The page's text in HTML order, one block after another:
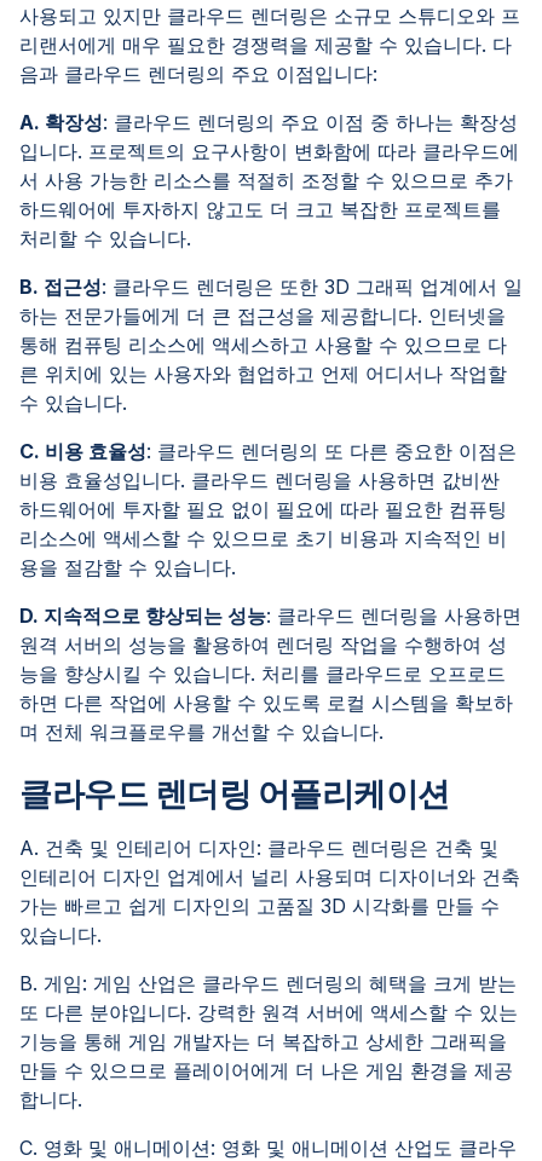
사용되고 있지만 클라우드 렌더링은 소규모 스튜디오와 프
리랜서에게 매우 필요한 경쟁력을 제공할 수 있습니다. 다
음과 클라우드 렌더링의 주요 이점입니다:
A. 확장성: 클라우드 렌더링의 주요 이점 중 하나는 확장성
입니다. 프로젝트의 요구사항이 변화함에 따라 클라우드에
서 사용 가능한 리소스를 적절히 조정할 수 있으므로 추가
하드웨어에 투자하지 않고도 더 크고 복잡한 프로젝트를
처리할 수 있습니다.
B. 접근성: 클라우드 렌더링은 또한 3D 그래픽 업계에서 일
하는 전문가들에게 더 큰 접근성을 제공합니다. 인터넷을
통해 컴퓨팅 리소스에 액세스하고 사용할 수 있으므로 다
른 위치에 있는 사용자와 협업하고 언제 어디서나 작업할
수 있습니다.
C. 비용 효율성: 클라우드 렌더링의 또 다른 중요한 이점은
비용 효율성입니다. 클라우드 렌더링을 사용하면 값비싼
하드웨어에 투자할 필요 없이 필요에 따라 필요한 컴퓨팅
리소스에 액세스할 수 있으므로 초기 비용과 지속적인 비
용을 절감할 수 있습니다.
D. 지속적으로 향상되는 성능: 클라우드 렌더링을 사용하면
원격 서버의 성능을 활용하여 렌더링 작업을 수행하여 성
능을 향상시킬 수 있습니다. 처리를 클라우드로 오프로드
하면 다른 작업에 사용할 수 있도록 로컬 시스템을 확보하
며 전체 워크플로우를 개선할 수 있습니다.
클라우드 렌더링 어플리케이션
A. 건축 및 인테리어 디자인: 클라우드 렌더링은 건축 및
인테리어 디자인 업계에서 널리 사용되며 디자이너와 건축
가는 빠르고 쉽게 디자인의 고품질 3D 시각화를 만들 수
있습니다.
B. 게임: 게임 산업은 클라우드 렌더링의 혜택을 크게 받는
또 다른 분야입니다. 강력한 원격 서버에 액세스할 수 있는
기능을 통해 게임 개발자는 더 복잡하고 상세한 그래픽을
만들 수 있으므로 플레이어에게 더 나은 게임 환경을 제공
합니다.
C. 영화 및 애니메이션: 영화 및 애니메이션 산업도 클라우